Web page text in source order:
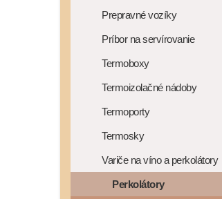
Prepravné vozíky
Príbor na servírovanie
Termoboxy
Termoizolačné nádoby
Termoporty
Termosky
Variče na víno a perkolátory
Perkolátory